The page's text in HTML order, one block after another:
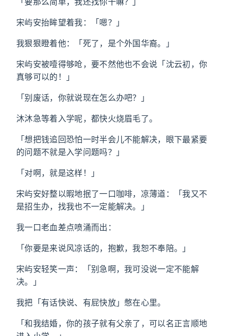
宋屿安抬眸望着我：「嗯？」
我狠狠瞪着他：「死了，是个外国华裔。」
宋屿安被噎得够呛，要不然他也不会说「沈云初，你
真够可以的！」
「别废话，你就说现在怎么办吧？」
沐沐急等着入学呢，都快火烧眉毛了。
「想把钱追回恐怕一时半会儿不能解决，眼下最紧要
的问题不就是入学问题吗？」
「对啊，就是这样！」
宋屿安好整以暇地抿了一口咖啡，凉薄道：「我又不
是招生办，找我也不一定能解决。」
我一口老血差点喷涌而出：
「你要是来说风凉话的，抱歉，我恕不奉陪。」
宋屿安轻笑一声：「别急啊，我可没说一定不能解
决。」
我把「有话快说、有屁快放」憋在心里。
「和我结婚，你的孩子就有父亲了，可以名正言顺地